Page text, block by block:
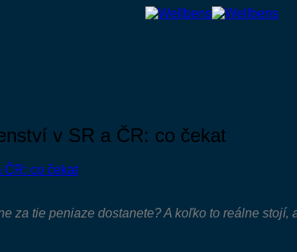
v SR a ČR: co čekat
za tie peniaze dostanete? A koľko to reálne